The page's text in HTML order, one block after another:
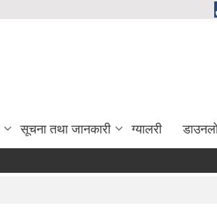
सूचना तथा जानकारी ग्यालरी